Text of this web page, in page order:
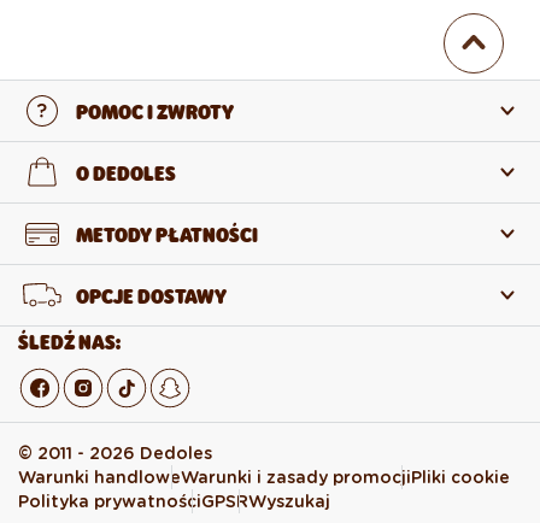
POMOC I ZWROTY
Skontaktuj się z nami
Zwroty i reklamacje
Odstąpienie od umowy
O DEDOLES
O nas
Sprzedaż hurtowa
METODY PŁATNOŚCI
OPCJE DOSTAWY
ŚLEDŹ NAS:
© 2011 - 2026 Dedoles
Warunki handloweWarunki i zasady promocjiPliki cookie
Polityka prywatnościGPSRWyszukaj